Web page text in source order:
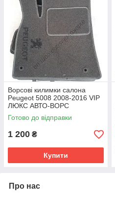
Ворсові килимки салона
Peugeot 5008 2008-2016 VIP
ЛЮКС АВТО-ВОРС
Готово до відправки
1 200 ₴
Купити
Про нас